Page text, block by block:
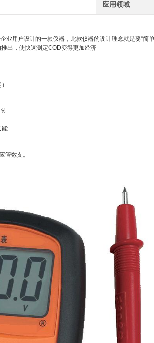
应用领域
业用户设计的一款仪器，此款仪器的设计理念就是要“简
出，使快速测定COD变得更加经济
能
管数支。